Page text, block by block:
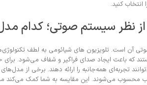
نظر سیستم صوتی؛ کدام
آن است. تلویزیون های شیائومی به لطف
تجربه‌ای همه‌جانبه را ارائه دهند. برخی از
محسوب می‌شوند. این مقایسه به شما کمک می‌کند